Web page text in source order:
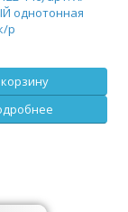
однотонная
р